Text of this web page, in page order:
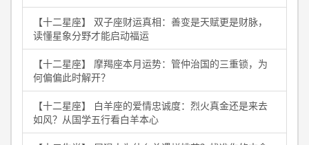
【十二星座】 双子座财运真相：善变是天赋更是财脉，
读懂星象分野才能启动福运
【十二星座】 摩羯座本月运势：管仲治国的三重锁，为
何偏偏此时解开？
【十二星座】 白羊座的爱情忠诚度：烈火真金还是来去
如风？从国学五行看白羊本心